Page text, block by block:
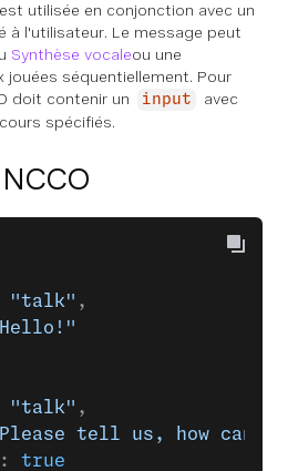
utilisée en conjonction avec un
à l'utilisateur. Le message peut
Synthèse vocaleou une
jouées séquentiellement. Pour
doit contenir un
input
avec
spécifiés.
"talk" ,
"talk" ,
tell us, how can we
: true